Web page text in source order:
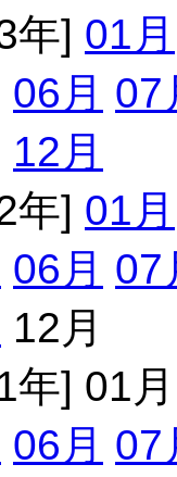
年] 01月
06月 07
12月
年] 01月
06月 07
12月
年] 01
06月 07